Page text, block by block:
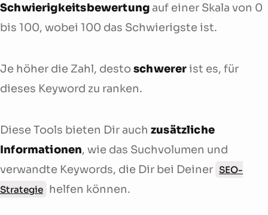
Schwierigkeitsbewertung auf einer Skala von 0
bis 100, wobei 100 das Schwierigste ist.
Je höher die Zahl, destoschwererist es, für
dieses Keyword zu ranken.
Diese Tools bieten Dir auch zusätzliche
Informationen, wie das Suchvolumen und
verwandte Keywords, die Dir bei Deiner SEO-
Strategie helfen können.